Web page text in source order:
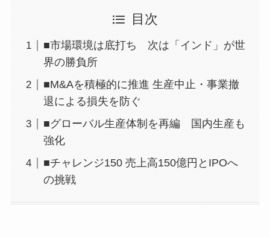
目次
■市場環境は底打ち 次は「インド」が世
界の勝負所
■M&Aを積極的に推進 生産中止・事業撤
退による損失を防ぐ
■グローバル生産体制を再編 国内生産も
強化
■チャレンジ150 売上高150億円とIPOへ
の挑戦